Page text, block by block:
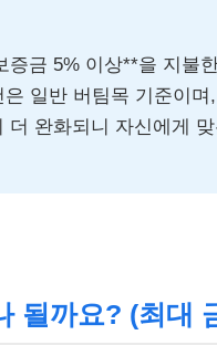
금 5% 이상**을 지불
일반 버팀목 기준이
더 완화되니 자신에게
될까요? (최대